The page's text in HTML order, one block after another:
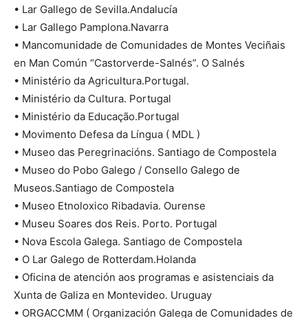
• Lar Gallego de Sevilla.Andalucía
• Lar Gallego Pamplona.Navarra
• Mancomunidade de Comunidades de Montes Veciñais
en Man Común “Castorverde-Salnés”. O Salnés
• Ministério da Agricultura.Portugal.
• Ministério da Cultura. Portugal
• Ministério da Educação.Portugal
• Movimento Defesa da Língua ( MDL )
• Museo das Peregrinacións. Santiago de Compostela
• Museo do Pobo Galego / Consello Galego de
Museos.Santiago de Compostela
• Museo Etnoloxico Ribadavia. Ourense
• Museu Soares dos Reis. Porto. Portugal
• Nova Escola Galega. Santiago de Compostela
• O Lar Galego de Rotterdam.Holanda
• Oficina de atención aos programas e asistenciais da
Xunta de Galiza en Montevideo. Uruguay
• ORGACCMM ( Organización Galega de Comunidades de